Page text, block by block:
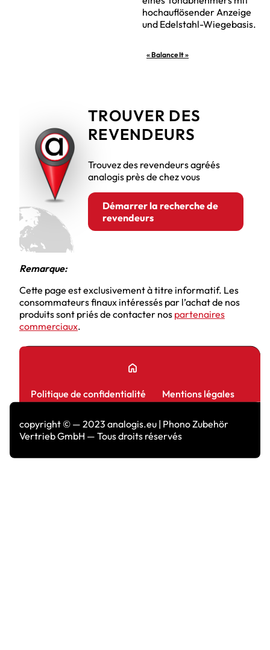
« Balance It »
TROUVER DES
REVENDEURS
Trouvez des revendeurs agréés
analogis près de chez vous
Démarrer la recherche de
revendeurs
Remarque:
Cette page est exclusivement à titre informatif. Les
consommateurs finaux intéressés par l’achat de nos
produits sont priés de contacter nos partenaires
commerciaux.
copyright © — 2023 analogis.eu | Phono Zubehör
Vertrieb GmbH — Tous droits réservés
home
Politique de confidentialité Mentions légales